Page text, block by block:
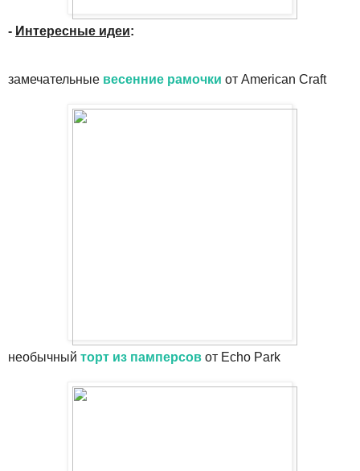
- Интересные идеи:
замечательные весенние рамочки от American Craft
необычный торт из памперсов от Echo Park